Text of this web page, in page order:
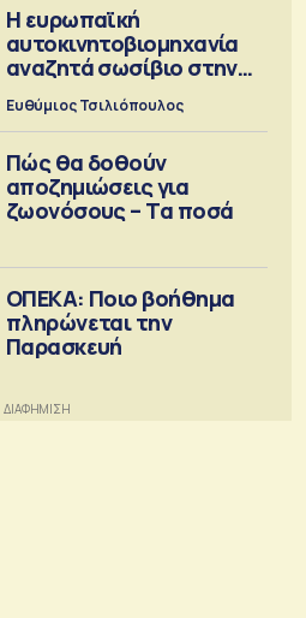
Η ευρωπαϊκή
αυτοκινητοβιομηχανία
αναζητά σωσίβιο στην
Κίνα
Ευθύμιος Τσιλιόπουλος
Πώς θα δοθούν
αποζημιώσεις για
ζωονόσους – Τα ποσά
ΟΠΕΚΑ: Ποιο βοήθημα
πληρώνεται την
Παρασκευή